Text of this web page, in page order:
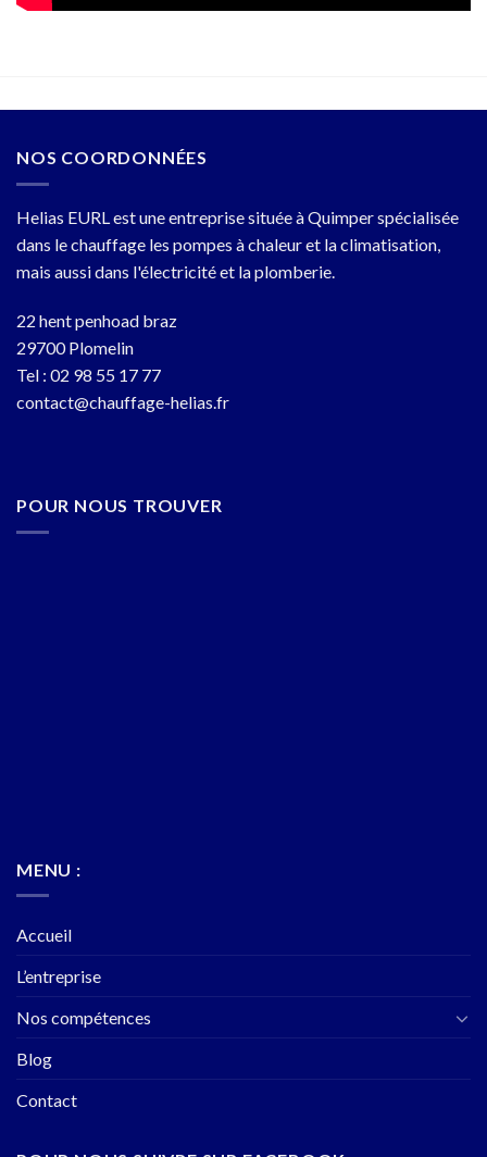
NOS COORDONNÉES
Helias EURL est une entreprise située à Quimper spécialisée
dans le chauffage les pompes à chaleur et la climatisation,
mais aussi dans l'électricité et la plomberie.
22 hent penhoad braz
29700 Plomelin
Tel : 02 98 55 17 77
contact@chauffage-helias.fr
POUR NOUS TROUVER
MENU :
Accueil
L’entreprise
Nos compétences
Blog
Contact